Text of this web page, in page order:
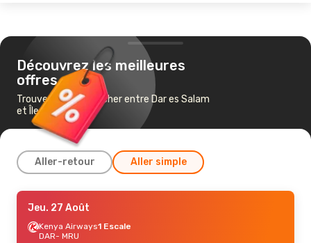
Découvrez les meilleures
offres
Trouvez un vol pas cher entre Dar es Salam
et Île Maurice
Aller-retour Aller simple
Mer. 30 Sept.
Kenya Airways1 Escale
DAR- MRU
Jeu. 27 Août
Kenya Airways1 Escale
DAR- MRU